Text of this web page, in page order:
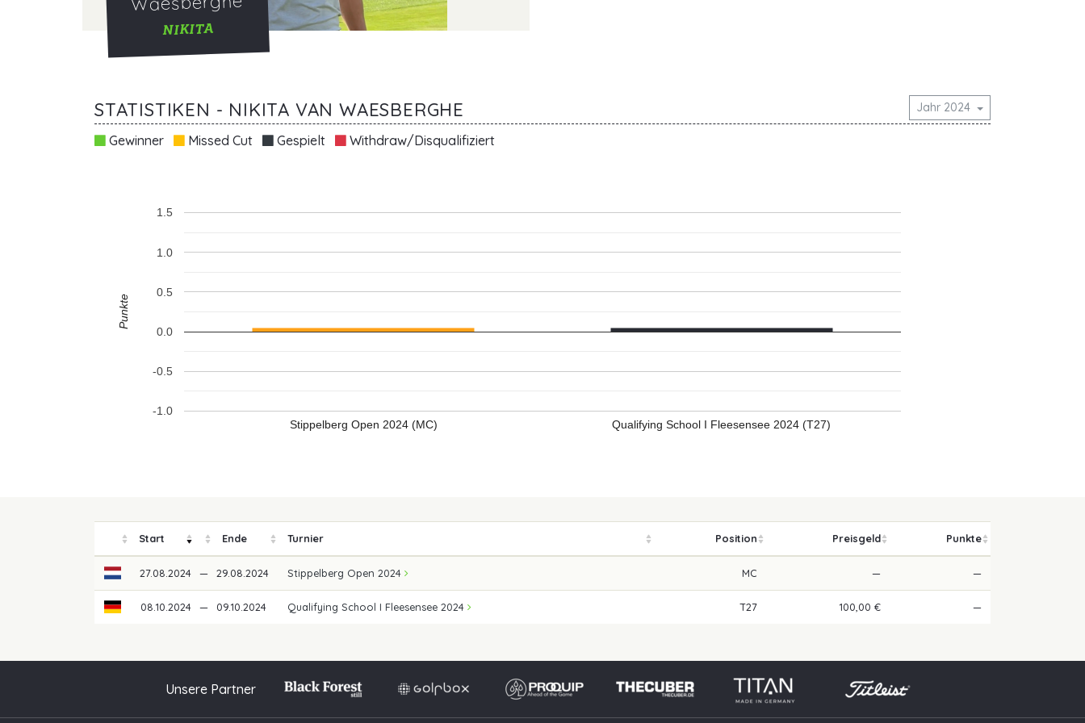
NIKITA
STATISTIKEN - NIKITA VAN WAESBERGHE Jahr 2024
Gewinner Missed Cut Gespielt Withdraw/Disqualifiziert
Stippelberg Open 2024 (MC) Qualifying School I Fleesensee 2024 (T27)
-1.0
-0.5
0.0
0.5
1.0
1.5
Punkte
Start Ende Turnier Position Preisgeld Punkte
27.08.2024 — 29.08.2024 Stippelberg Open 2024 MC — —
08.10.2024 — 09.10.2024 Qualifying School I Fleesensee 2024 T27 100,00 € —
Unsere Partner